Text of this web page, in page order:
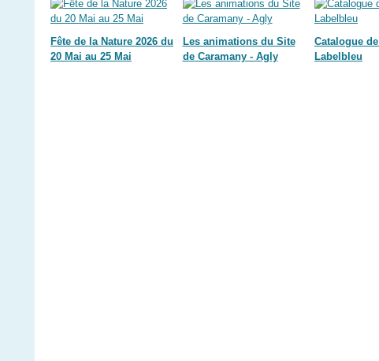
Fête de la Nature 2026 du
20 Mai au 25 Mai
Les animations du Site
de Caramany - Agly
Catalogue
Labelbleu